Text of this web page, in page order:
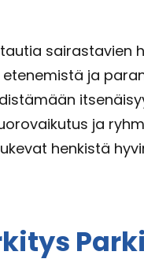
sairastavien
ja
ja
henkistä